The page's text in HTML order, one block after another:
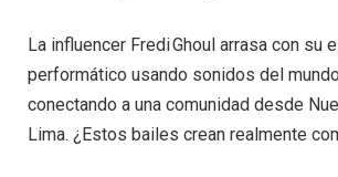
La influencer Fredi Ghoul arrasa con su
performático usando sonidos del
conectando a una comunidad desde
Lima. ¿Estos bailes crean realmente